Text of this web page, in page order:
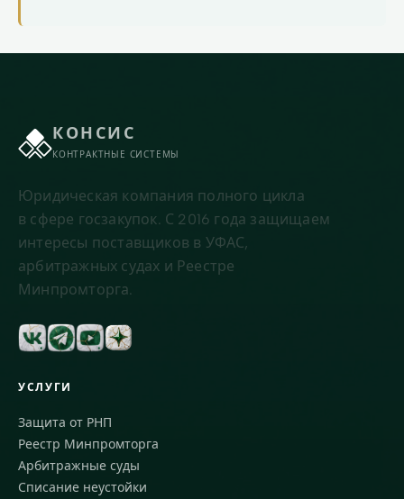
КОНСИС
КОНТРАКТНЫЕ СИСТЕМЫ
Юридическая компания полного цикла
в сфере госзакупок. С 2016 года защищаем
интересы поставщиков в УФАС,
арбитражных судах и Реестре
Минпромторга.
УСЛУГИ
Защита от РНП
Реестр Минпромторга
Арбитражные суды
Списание неустойки